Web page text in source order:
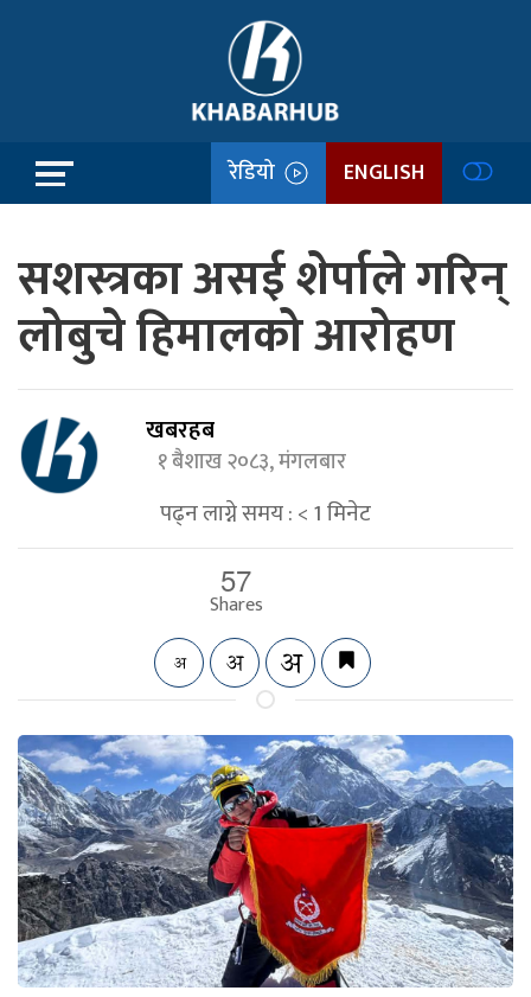
रेडियो ENGLISH
सशस्त्रका असई शेर्पाले गरिन्
लोबुचे हिमालको आरोहण
खबरहब
१ बैशाख २०८३, मंगलबार
पढ्न लाग्ने समय :< 1मिनेट
57
Shares